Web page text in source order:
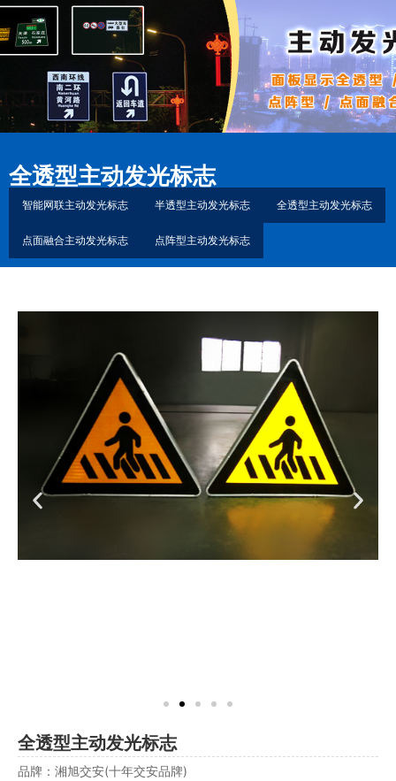
全透型主动发光标志
智能网联主动发光标志 半透型主动发光标志 全透型主动发光标志
点面融合主动发光标志 点阵型主动发光标志
全透型主动发光标志
品牌：湘旭交安(十年交安品牌)